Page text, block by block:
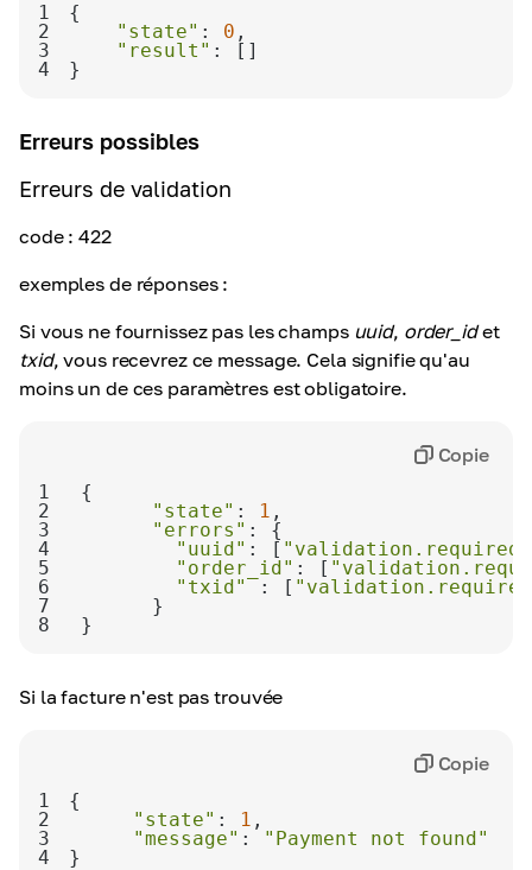
1
2
"state" : 0
3
"result"
4
}
Erreurs possibles
Erreurs de validation
code: 422
exemples de réponses :
Si vous ne fournissez pas les champs uuid, order_idet
txid, vous recevrez ce message. Cela signifie qu'au
moins un de ces paramètres est obligatoire.
1
2
"state" : 1
3
"errors"
4
"uuid" : [
5
"order_id" : [
6
"txid" : [
7
8
}
Copie
Si la facture n'est pas trouvée
1
2
"state" : 1
3
"message" :
"Payment not found"
4
}
Copie